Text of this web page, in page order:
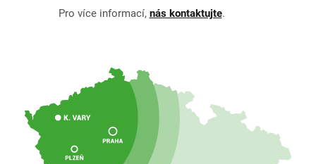
Pro více informací, nás kontaktujte.